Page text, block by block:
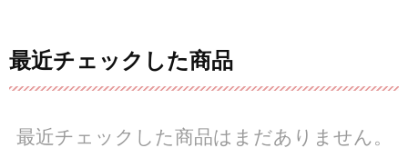
最近チェックした商品
最近チェックした商品はまだありません。